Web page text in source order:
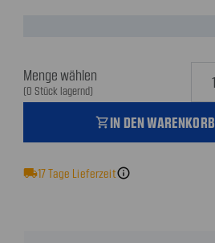
Menge wählen
(0 Stück lagernd)
shopping_cartIN DEN WARENKORB
local_shipping17Tage Lieferzeitinfo